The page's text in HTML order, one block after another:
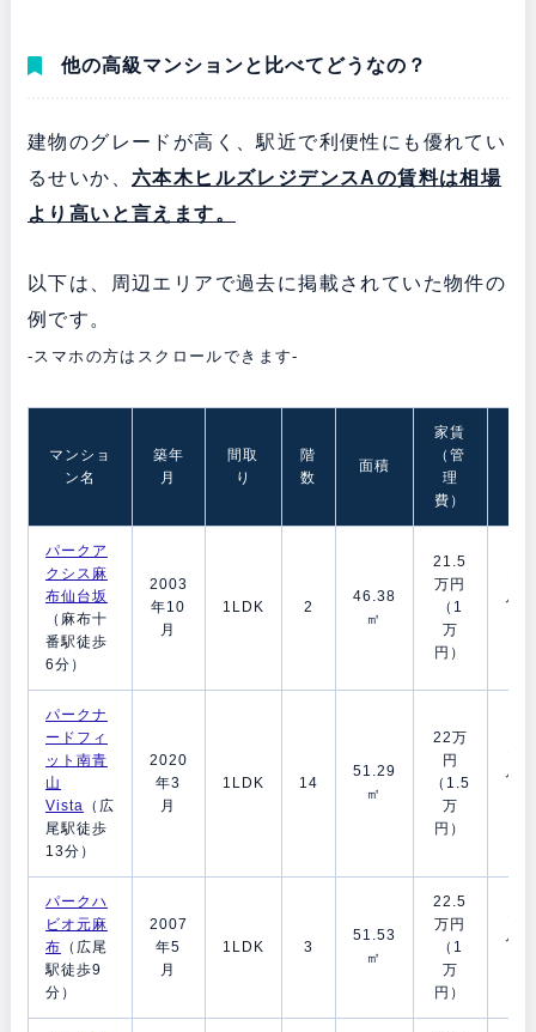
他の高級マンションと比べてどうなの？
建物のグレードが高く、駅近で利便性にも優れてい
るせいか、 六本木ヒルズレジデンスAの賃料は相場
より高いと言えます。
以下は、周辺エリアで過去に掲載されていた物件の
例です。
-スマホの方はスクロールできます-
マンショ
ン名
築年
月
間取
り
階
数
面積
家賃
（管
理
費）
パークア
クシス麻
布仙台坂
（麻布十
番駅徒歩
6分）
2003
年10
月
1LDK 2
46.38
㎡
21.5
万円
（1
万
円）
月/0
パークナ
ードフィ
ット南青
山
Vista （広
尾駅徒歩
13分）
2020
年3
月
1LDK 14
51.29
㎡
22万
円
（1.5
万
円）
月/0
パークハ
ビオ元麻
布 （広尾
駅徒歩9
分）
2007
年5
月
1LDK 3
51.53
㎡
22.5
万円
（1
万
円）
月/0